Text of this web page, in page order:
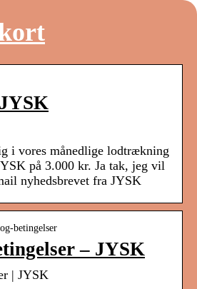
i vores månedlige lodtrækning
på 3.000 kr. Ja tak, jeg vil
nyhedsbrevet fra JYSK
betingelser
– JYSK
| JYSK